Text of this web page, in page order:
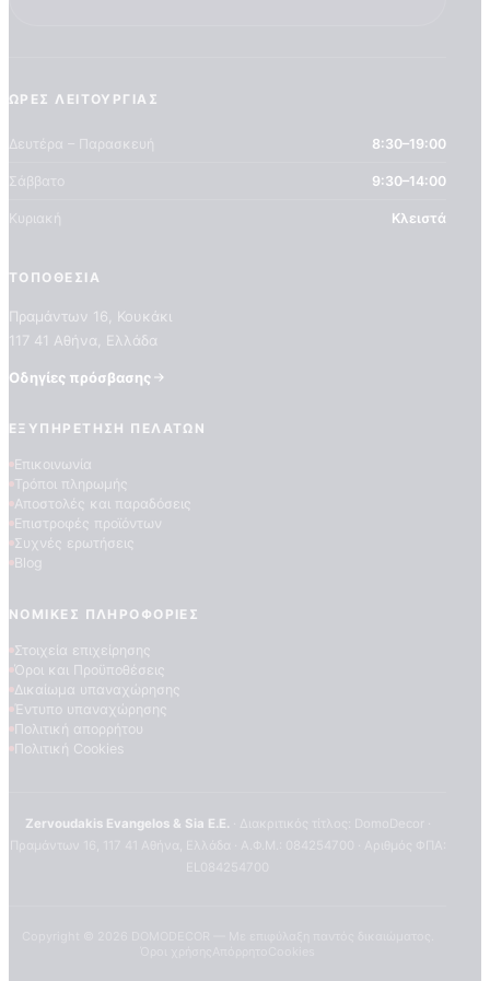
ΠΟΙΟΤΗΤΕΣ ΤΑΠΕΤΣΑΡΙΩΝ
ΕΠΕΞΗΓΗΣΗ ΣΥΜΒΟΛΩΝ
ΏΡΕΣ ΛΕΙΤΟΥΡΓΊΑΣ
Δευτέρα – Παρασκευή 8:30–19:00
Σάββατο 9:30–14:00
Κυριακή Κλειστά
ΤΟΠΟΘΕΣΊΑ
Πραμάντων 16, Κουκάκι
117 41 Αθήνα, Ελλάδα
Οδηγίες πρόσβασης
ΕΞΥΠΗΡΈΤΗΣΗ ΠΕΛΑΤΏΝ
Επικοινωνία
Τρόποι πληρωμής
Αποστολές και παραδόσεις
Επιστροφές προϊόντων
Συχνές ερωτήσεις
Blog
ΝΟΜΙΚΈΣ ΠΛΗΡΟΦΟΡΊΕΣ
Στοιχεία επιχείρησης
Όροι και Προϋποθέσεις
Δικαίωμα υπαναχώρησης
Έντυπο υπαναχώρησης
Πολιτική απορρήτου
Πολιτική Cookies
Zervoudakis Evangelos & Sia E.E.